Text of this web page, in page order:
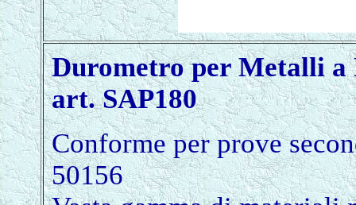
Durometro per Metalli a
art. SAP180
Conforme per prove
50156